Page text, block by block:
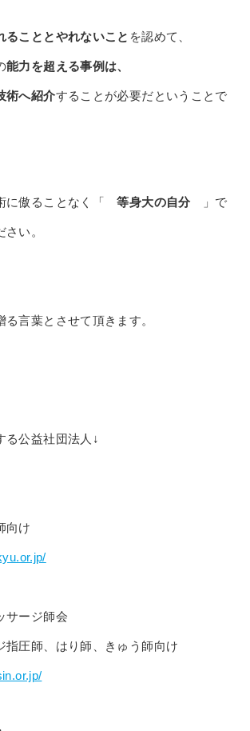
ることとやれないこと を認めて、
能力を超える事例は、
術へ紹介することが必要だということで
に傲ることなく「等身大の自分」で
さい。
る言葉とさせて頂きます。
る公益社団法人↓
向け
サージ師会
指圧師、はり師、きゅう師向け